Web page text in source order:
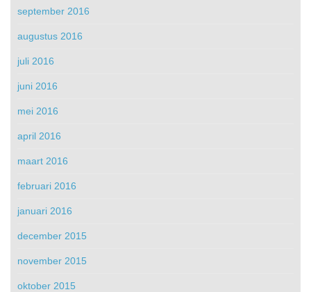
september 2016
augustus 2016
juli 2016
juni 2016
mei 2016
april 2016
maart 2016
februari 2016
januari 2016
december 2015
november 2015
oktober 2015